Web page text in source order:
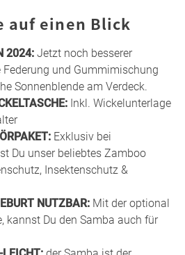
auf einen Blick
2024: Jetzt noch besserer
und Gummimischung
Sonnenblende am Verdeck.
Inkl. Wickelunterlage
Exklusiv bei
Du unser beliebtes Zamboo
Insektenschutz &
NUTZBAR: Mit der optional
kannst Du den Samba auch für